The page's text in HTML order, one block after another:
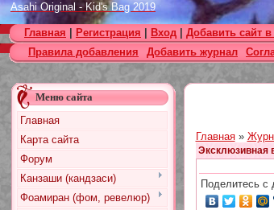
Asahi Original - Kid's Bag 2019
Цветок. Спецвыпуск №4 2019
Designs in Machine Embroidery
№116 2019
Burda Örgü dergisi №2 2019
Loopy Mango Knitting: 34
Fashionable Pieces You Can
Make in a Day
Craft Stamper - January 2020
Главная Регистрация Вход Добавить сайт в
Правила добавления
Добавить журнал
Меню сайта
Главная
Карта сайта
Форум
Канзаши (кандзаси)
Фоамиран (фом, ревелюр)
Главная»
Эксклюзивная
Поделитесь с